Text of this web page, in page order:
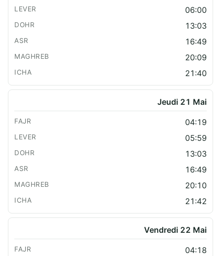
06:00
13:03
16:49
20:09
21:40
Jeudi 21 Mai
04:19
05:59
13:03
16:49
20:10
21:42
Vendredi 22 Mai
04:18